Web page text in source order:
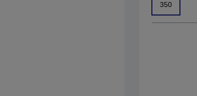
350